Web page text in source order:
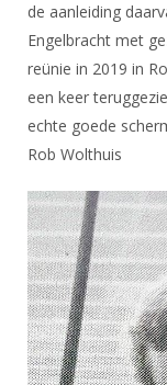
de aanleiding
Engelbracht met
reünie in 2019 in
een keer
echte goede
Rob Wolthuis